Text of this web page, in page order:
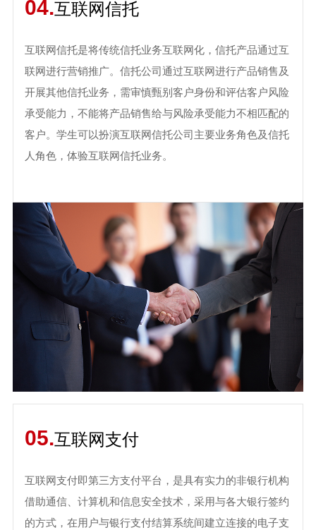
04.互联网信托
互联网信托是将传统信托业务互联网化，信托产品通过互
联网进行营销推广。信托公司通过互联网进行产品销售及
开展其他信托业务，需审慎甄别客户身份和评估客户风险
承受能力，不能将产品销售给与风险承受能力不相匹配的
客户。学生可以扮演互联网信托公司主要业务角色及信托
人角色，体验互联网信托业务。
05.互联网支付
互联网支付即第三方支付平台，是具有实力的非银行机构
借助通信、计算机和信息安全技术，采用与各大银行签约
的方式，在用户与银行支付结算系统间建立连接的电子支